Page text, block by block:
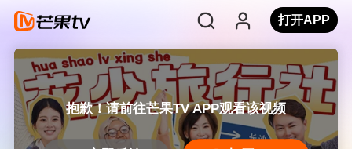
打开APP
抱歉！请前往芒果TV APP观看该视频